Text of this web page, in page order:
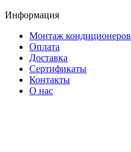
Информация
Монтаж кондиционеров
Оплата
Доставка
Сертификаты
Контакты
О нас